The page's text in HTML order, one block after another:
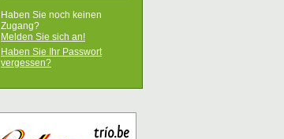
Haben Sie noch keinen
Zugang?
Melden Sie sich an!
Haben Sie Ihr Passwort
vergessen?